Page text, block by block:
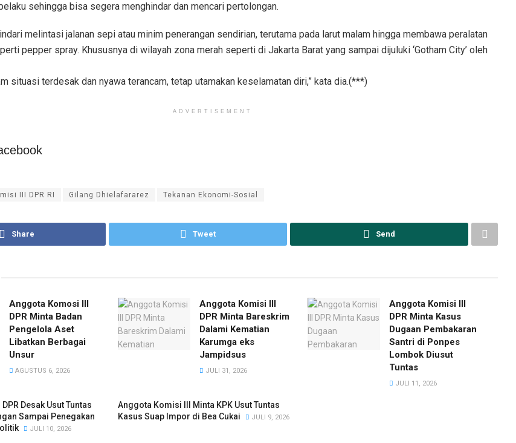
sehingga bisa segera menghindar dan mencari pertolongan.
melintasi jalanan sepi atau minim penerangan sendirian, terutama pada larut malam hingga membawa peralatan
pepper spray. Khususnya di wilayah zona merah seperti di Jakarta Barat yang sampai dijuluki ‘Gotham City’ oleh
situasi terdesak dan nyawa terancam, tetap utamakan keselamatan diri,” kata dia.(***)
ADVERTISEMENT
III DPR RI Gilang Dhielafararez Tekanan Ekonomi-Sosial
Share Tweet Send
Anggota Komosi III
DPR Minta Badan
Pengelola Aset
Libatkan Berbagai
Unsur
AGUSTUS 6, 2026
Anggota Komisi III
DPR Minta Bareskrim
Dalami Kematian
Karumga eks
Jampidsus
JULI 31, 2026
Anggota Komisi III
DPR Minta Kasus
Dugaan Pembakaran
Santri di Ponpes
Lombok Diusut
Tuntas
JULI 11, 2026
Desak Usut Tuntas
Sampai Penegakan
JULI 10, 2026
Anggota Komisi III Minta KPK Usut Tuntas
Kasus Suap Impor di Bea Cukai
JULI 9, 2026